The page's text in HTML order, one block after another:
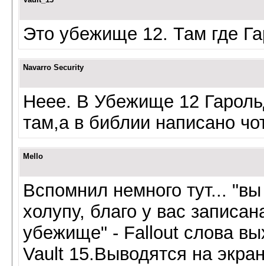
Это убежище 12. Там где
Navarro Security
Неее. В Убежище 12
там,а в библии написано
Mello
Вспомнил немного тут...
холупу, благо у вас
убежище" - Fallout слова
Vault 15.Выводятся на